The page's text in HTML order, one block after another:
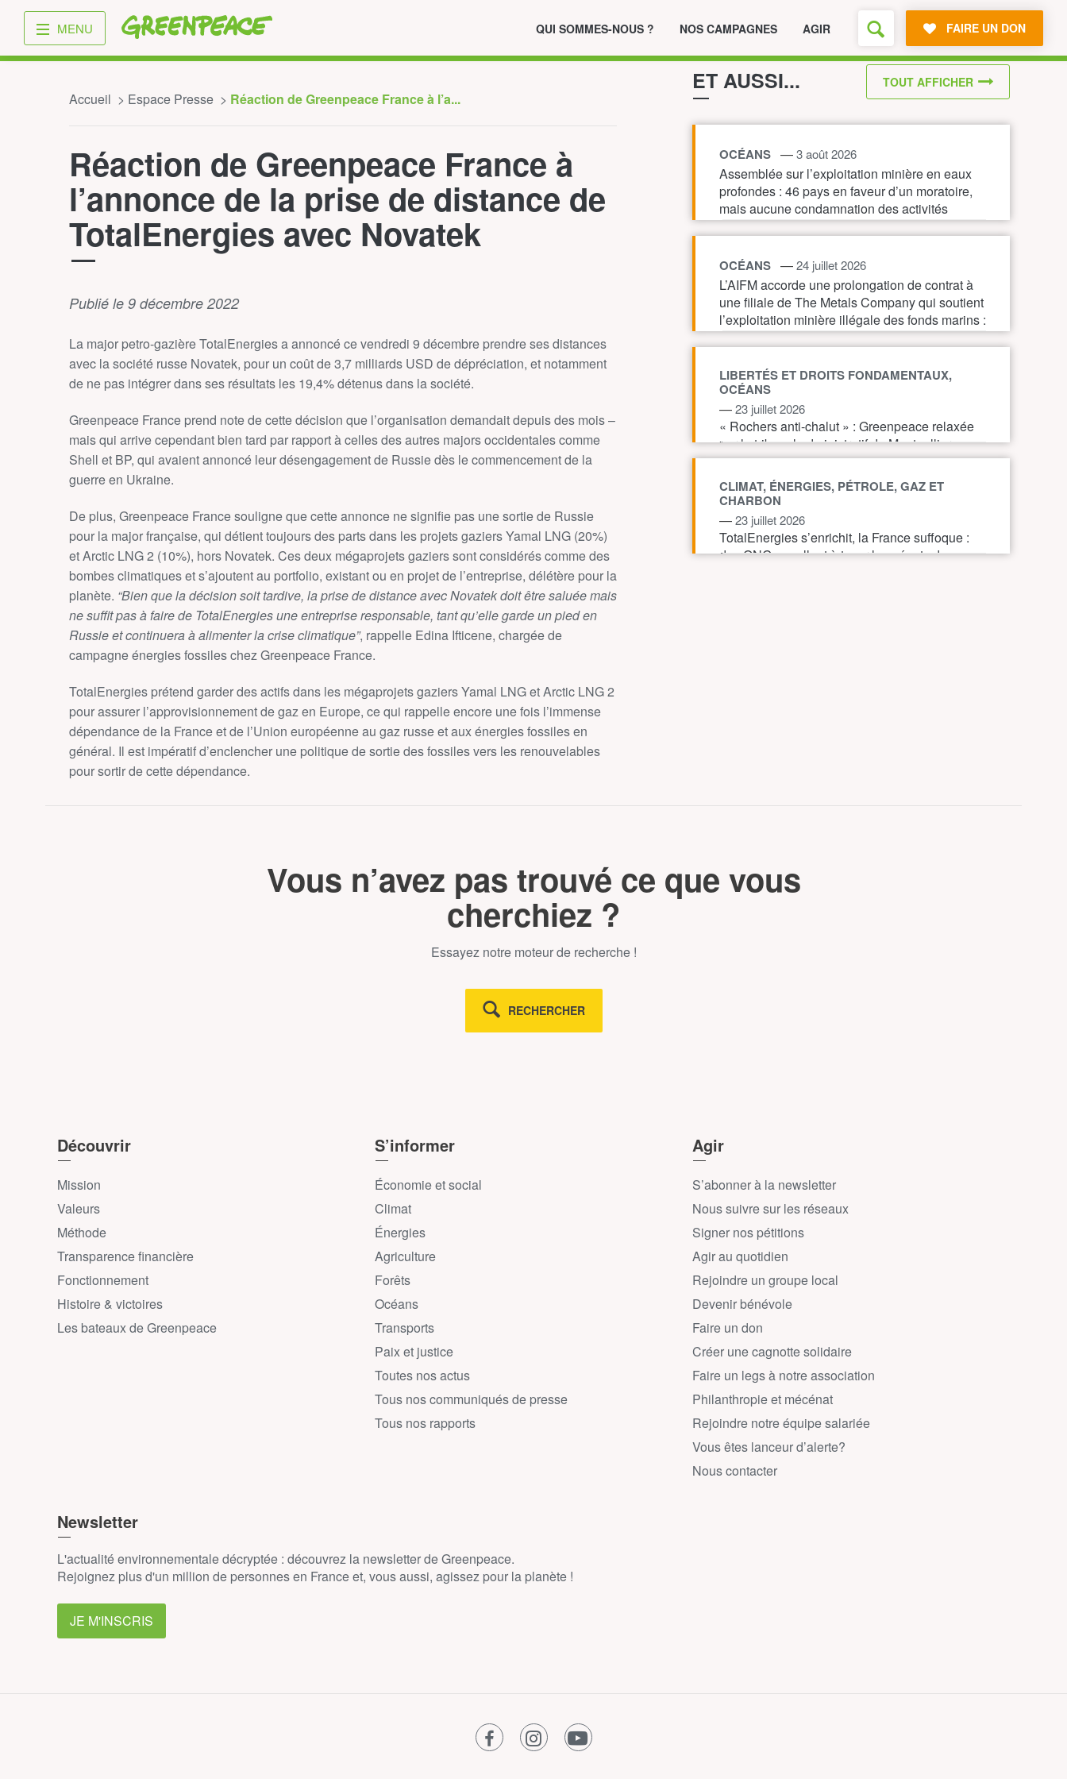
Greenpeace
MENU QUI SOMMES-NOUS ? NOS CAMPAGNES AGIR FAIRE UN DON
Accueil Espace Presse Réaction de Greenpeace France à l’a...
Réaction de Greenpeace France à
l’annonce de la prise de distance de
TotalEnergies avec Novatek
Publié le 9 décembre 2022
La major petro-gazière TotalEnergies a annoncé ce vendredi 9 décembre prendre ses distances
avec la société russe Novatek, pour un coût de 3,7 milliards USD de dépréciation, et notamment
de ne pas intégrer dans ses résultats les 19,4% détenus dans la société.
Greenpeace France prend note de cette décision que l’organisation demandait depuis des mois –
mais qui arrive cependant bien tard par rapport à celles des autres majors occidentales comme
Shell et BP, qui avaient annoncé leur désengagement de Russie dès le commencement de la
guerre en Ukraine.
De plus, Greenpeace France souligne que cette annonce ne signifie pas une sortie de Russie
pour la major française, qui détient toujours des parts dans les projets gaziers Yamal LNG (20%)
et Arctic LNG 2 (10%), hors Novatek. Ces deux mégaprojets gaziers sont considérés comme des
bombes climatiques et s’ajoutent au portfolio, existant ou en projet de l’entreprise, délétère pour la
planète. “Bien que la décision soit tardive, la prise de distance avec Novatek doit être saluée mais
ne suffit pas à faire de TotalEnergies une entreprise responsable, tant qu’elle garde un pied en
Russie et continuera à alimenter la crise climatique”, rappelle Edina Ifticene, chargée de
campagne énergies fossiles chez Greenpeace France.
TotalEnergies prétend garder des actifs dans les mégaprojets gaziers Yamal LNG et Arctic LNG 2
pour assurer l’approvisionnement de gaz en Europe, ce qui rappelle encore une fois l’immense
dépendance de la France et de l’Union européenne au gaz russe et aux énergies fossiles en
général. Il est impératif d’enclencher une politique de sortie des fossiles vers les renouvelables
pour sortir de cette dépendance.
ET AUSSI...
OCÉANS —3 août 2026
Assemblée sur l’exploitation minière en eaux
profondes : 46 pays en faveur d’un moratoire,
mais aucune condamnation des activités
illégales
OCÉANS —24 juillet 2026
L’AIFM accorde une prolongation de contrat à
une filiale de The Metals Company qui soutient
l’exploitation minière illégale des fonds marins :
une nouvelle preuve de la nécessité d’un
LIBERTÉS ET DROITS FONDAMENTAUX,
OCÉANS
—23 juillet 2026
« Rochers anti-chalut » : Greenpeace relaxée
par le tribunal administratif de Montpellier
CLIMAT, ÉNERGIES, PÉTROLE, GAZ ET
CHARBON
—23 juillet 2026
TotalEnergies s’enrichit, la France suffoque :
des ONG appellent à taxer les géants du
TOUT AFFICHER
Vous n’avez pas trouvé ce que vous
cherchiez ?
Essayez notre moteur de recherche !
RECHERCHER
Découvrir
Mission
Valeurs
Méthode
Transparence financière
Fonctionnement
Histoire & victoires
Les bateaux de Greenpeace
S’informer
Économie et social
Climat
Énergies
Agriculture
Forêts
Océans
Transports
Paix et justice
Toutes nos actus
Tous nos communiqués de presse
Tous nos rapports
Agir
S’abonner à la newsletter
Nous suivre sur les réseaux
Signer nos pétitions
Agir au quotidien
Rejoindre un groupe local
Devenir bénévole
Faire un don
Créer une cagnotte solidaire
Faire un legs à notre association
Philanthropie et mécénat
Rejoindre notre équipe salariée
Vous êtes lanceur d’alerte?
Nous contacter
Newsletter
L'actualité environnementale décryptée : découvrez la newsletter de Greenpeace.
Rejoignez plus d'un million de personnes en France et, vous aussi, agissez pour la planète !
JE M'INSCRIS
facebookinstagramyoutube